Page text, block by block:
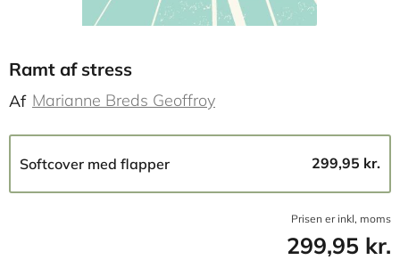
Ramt af stress
Af Marianne Breds Geoffroy
Softcover med flapper 299,95 kr.
Prisen er inkl, moms
299,95 kr.